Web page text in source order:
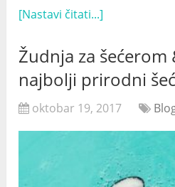
[Nastavi čitati...]
Žudnja za šećerom
najbolji prirodni
oktobar 19, 2017